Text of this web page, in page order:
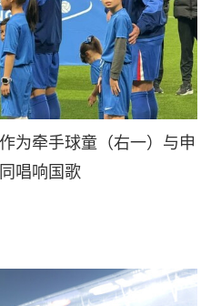
为牵手球童（右一）与申
唱响国歌